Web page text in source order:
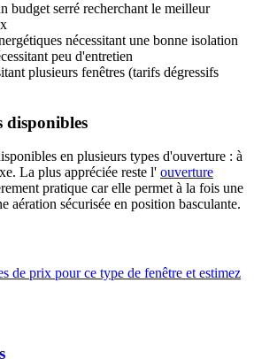
budget serré recherchant le meilleur
nécessitant une bonne isolation
peu d'entretien
plusieurs fenêtres (tarifs dégressifs
disponibles
en plusieurs types d'ouverture : à
La plus appréciée reste l' ouverture
pratique car elle permet à la fois une
aération sécurisée en position basculante.
de prix pour ce type de fenêtre et estimez